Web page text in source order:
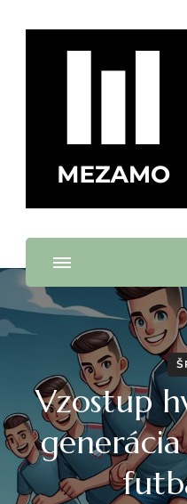
Vzostup